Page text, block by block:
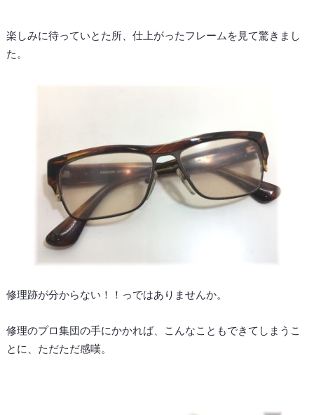
楽しみに待っていとた所、仕上がったフレームを見て驚きまし
た。
修理跡が分からない！！っではありませんか。
修理のプロ集団の手にかかれば、こんなこともできてしまうこ
とに、ただただ感嘆。